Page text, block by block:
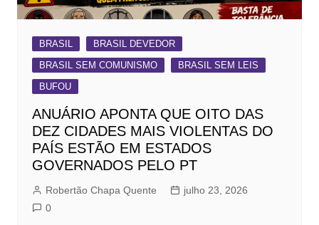
BRASIL
BRASIL DEVEDOR
BRASIL SEM COMUNISMO
BRASIL SEM LEIS
BUFOU
ANUÁRIO APONTA QUE OITO DAS
DEZ CIDADES MAIS VIOLENTAS DO
PAÍS ESTÃO EM ESTADOS
GOVERNADOS PELO PT
Robertão Chapa Quente
julho 23, 2026
0